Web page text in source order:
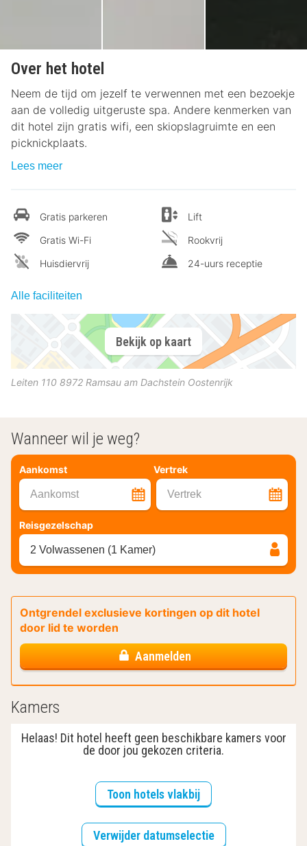
Over het hotel
Neem de tijd om jezelf te verwennen met een bezoekje
aan de volledig uitgeruste spa. Andere kenmerken van
dit hotel zijn gratis wifi, een skiopslagruimte en een
picknickplaats.
Lees meer
Gratis parkeren
Gratis Wi-Fi
Huisdiervrij
Lift
Rookvrij
24-uurs receptie
Alle faciliteiten
Bekijk op kaart
Leiten 110 8972 Ramsau am Dachstein Oostenrijk
Wanneer wil je weg?
Aankomst Vertrek
Aankomst Vertrek
Reisgezelschap
2 Volwassenen (1 Kamer)
Ontgrendel exclusieve kortingen op dit hotel
door lid te worden
Aanmelden
Kamers
Helaas! Dit hotel heeft geen beschikbare kamers voor
de door jou gekozen criteria.
Toon hotels vlakbij
Verwijder datumselectie